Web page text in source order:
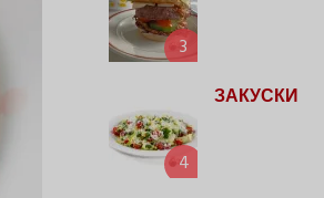
3
4
ЗАКУСКИ